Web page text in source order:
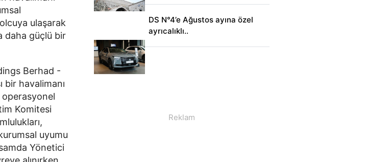
ulaşarak
daha güçlü bir
Berhad -
bir havalimanı
operasyonel
Komitesi
uyumu
Yönetici
DS N°4’e Ağustos ayına özel
ayrıcalıklı..